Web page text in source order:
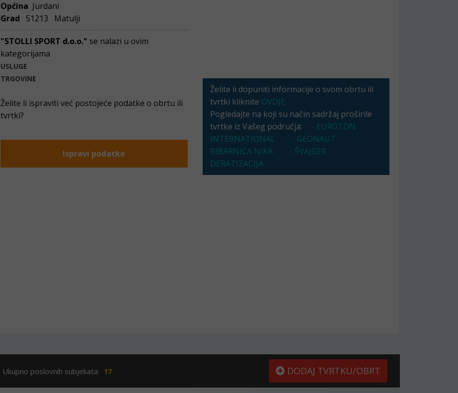
Općina Jurdani
Grad
51213 Matulji
"STOLLI SPORT d.o.o." se nalazi u ovim
kategorijama
USLUGE
TRGOVINE
Želite li ispraviti već postojeće podatke o obrtu ili
tvrtki?
Ispravi podatke
Želite li dopuniti informacije o svom obrtu ili
tvrtki kliknite OVDJE
Pogledajte na koji su način sadržaj proširile
tvrtke iz Vašeg područja:
- EUROTON
INTERNATIONAL
- GEONAUT
-
RIBARNICA NIKA
- ŠVAJGER
DERATIZACIJA
Ukupno poslovnih subjekata: 17 DODAJ TVRTKU/OBRT